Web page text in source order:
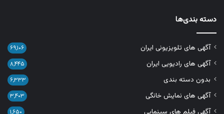
دسته بندی‌ها
آگهی های تلویزیونی ایران ۶۹,۱۰۶
آگهی های رادیویی ایران ۸,۴۴۵
بدون دسته بندی ۶,۳۳۳
آگهی های نمایش خانگی ۳,۴۰۳
آگهی فیلم های سینمایی ۱,۶۵۰